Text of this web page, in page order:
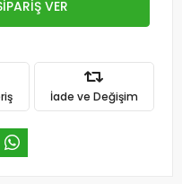
VER
İade ve Değişim